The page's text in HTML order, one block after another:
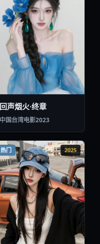
中国台湾电影2023
热门 2025
操场阳台·重逢
中国大陆电影2025